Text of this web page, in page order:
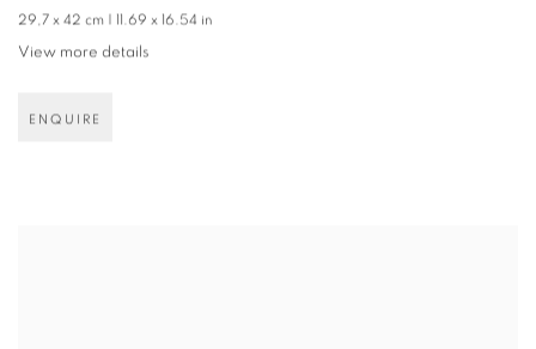
29,7 x 42 cm | 11.69 x 16.54 in
View more details
ENQUIRE